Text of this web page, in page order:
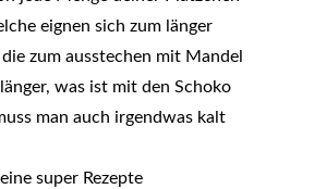
eignen sich zum länger
zum ausstechen mit Mandel
was ist mit den Schoko
man auch irgendwas kalt
super Rezepte